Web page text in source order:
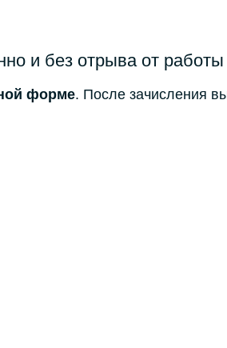
и без отрыва от работы
форме. После зачисления